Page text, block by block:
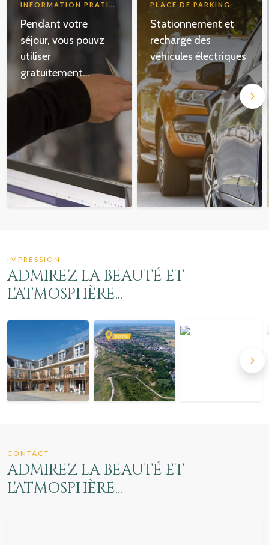
INFORMATION PRATIQUES
Pendant votre
séjour, vous pouvz
utiliser
gratuitement...
PLACE DE PARKING
Stationnement et
recharge des
véhicules électriques
IMPRESSION
ADMIREZ LA BEAUTÉ ET
L'ATMOSPHÈRE...
CONTACT
ADMIREZ LA BEAUTÉ ET
L'ATMOSPHÈRE...